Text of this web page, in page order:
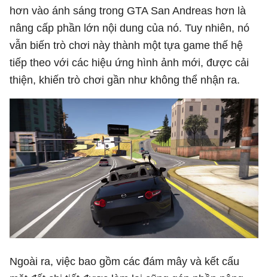
hơn vào ánh sáng trong GTA San Andreas hơn là
nâng cấp phần lớn nội dung của nó. Tuy nhiên, nó
vẫn biến trò chơi này thành một tựa game thế hệ
tiếp theo với các hiệu ứng hình ảnh mới, được cải
thiện, khiến trò chơi gần như không thể nhận ra.
Ngoài ra, việc bao gồm các đám mây và kết cấu